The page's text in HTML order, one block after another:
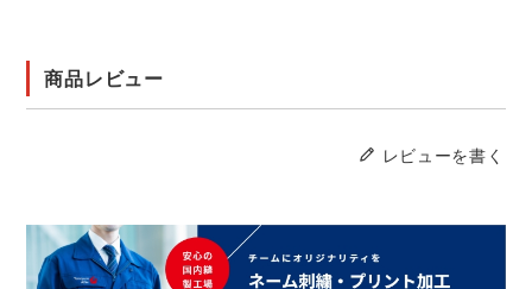
商品レビュー
レビューを書く